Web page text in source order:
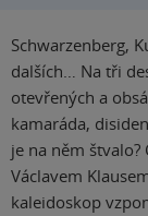
Schwarzenberg,
dalších… Na tři
otevřených a
kamaráda,
je na něm štvalo?
Václavem
kaleidoskop